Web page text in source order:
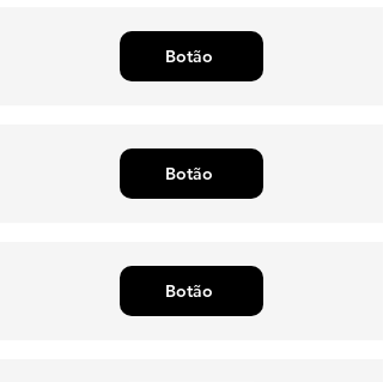
Botão
Botão
Botão